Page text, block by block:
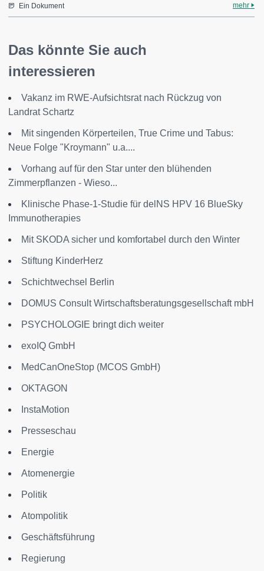
Ein Dokument mehr
Das könnte Sie auch
interessieren
Vakanz im RWE-Aufsichtsrat nach Rückzug von
Landrat Schartz
Mit singenden Körperteilen, True Crime und Tabus:
Neue Folge "Kroymann" u.a....
Vorhang auf für den Star unter den blühenden
Zimmerpflanzen - Wieso...
Klinische Phase-1-Studie für delNS HPV 16 BlueSky
Immunotherapies
Mit SKODA sicher und komfortabel durch den Winter
Stiftung KinderHerz
Schichtwechsel Berlin
DOMUS Consult Wirtschaftsberatungsgesellschaft mbH
PSYCHOLOGIE bringt dich weiter
exoIQ GmbH
MedCanOneStop (MCOS GmbH)
OKTAGON
InstaMotion
Presseschau
Energie
Atomenergie
Politik
Atompolitik
Geschäftsführung
Regierung